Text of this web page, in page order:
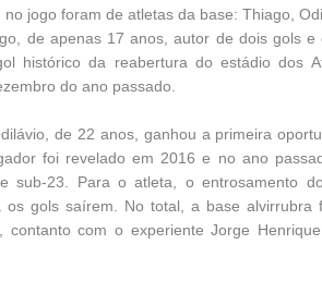
no jogo foram de atletas da base: Thiago,
de apenas 17 anos, autor de dois gols e
histórico da reabertura do estádio dos
do ano passado.
de 22 anos, ganhou a primeira
foi revelado em 2016 e no ano
sub-23. Para o atleta, o entrosamento
os gols saírem. No total, a base
contanto com o experiente Jorge